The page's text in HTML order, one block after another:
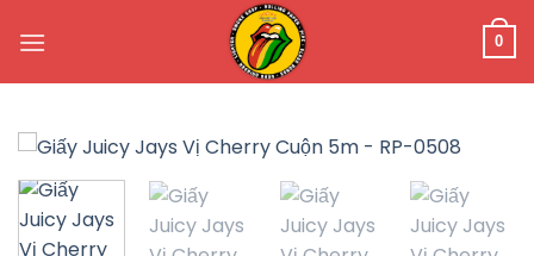
qua
0